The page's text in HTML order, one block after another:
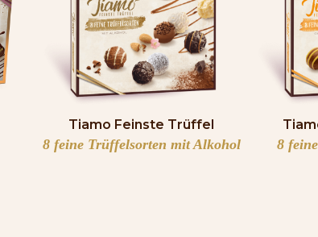
Tiamo Feinste Trüffel
8 feine Trüffelsorten mit Alkohol
8